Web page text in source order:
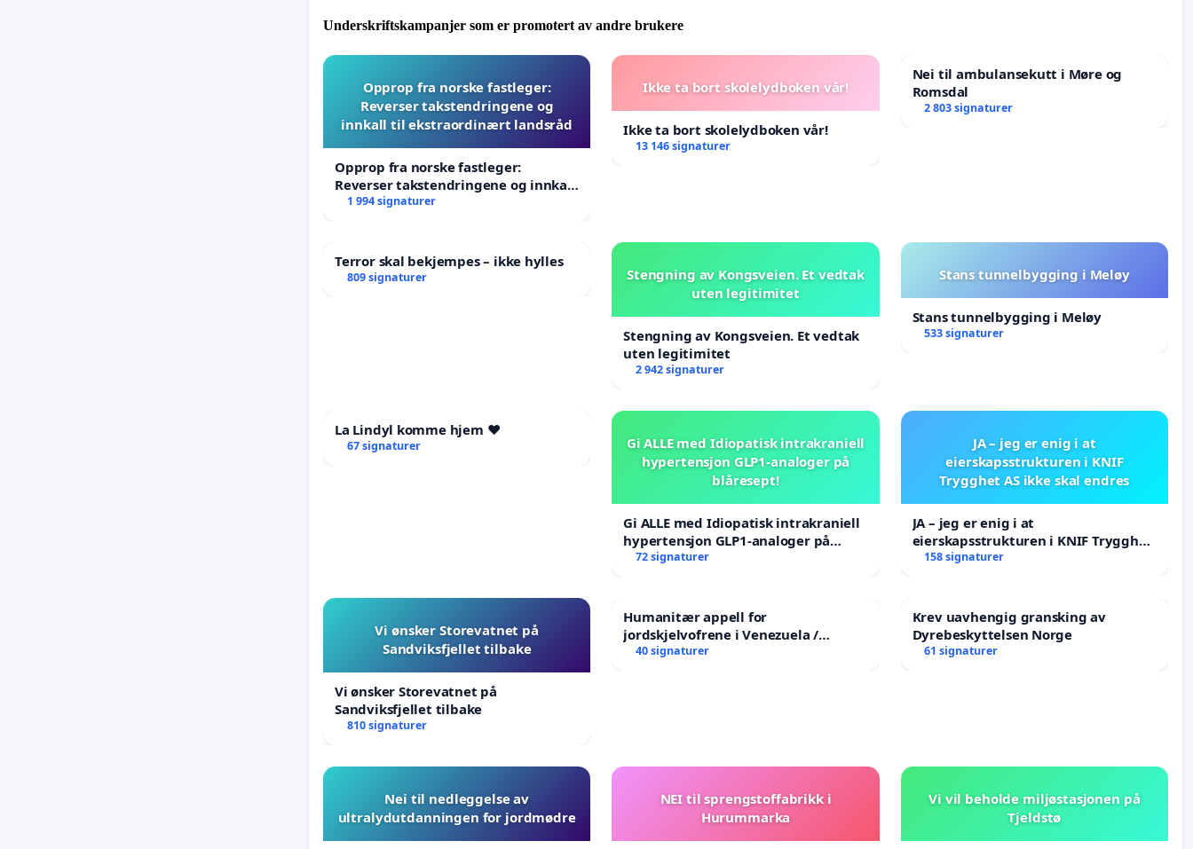
Det handler om liv og død.
Vi krever handling nå!
Underskriftskampanjer som er promotert av andre brukere
Opprop fra norske fastleger:
Reverser takstendringene og
innkall til ekstraordinært landsråd
Opprop fra norske fastleger:
Reverser takstendringene og innkall
til ekstraordinært landsråd
1 994 signaturer
Ikke ta bort skolelydboken vår!
Ikke ta bort skolelydboken vår!
13 146 signaturer
Nei til ambulansekutt i Møre og
Romsdal
2 803 signaturer
Terror skal bekjempes – ikke hylles
809 signaturer
Stengning av Kongsveien. Et vedtak
uten legitimitet
Stengning av Kongsveien. Et vedtak
uten legitimitet
2 942 signaturer
Stans tunnelbygging i Meløy
Stans tunnelbygging i Meløy
533 signaturer
La Lindyl komme hjem ❤️
67 signaturer
Gi ALLE med Idiopatisk intrakraniell
hypertensjon GLP1-analoger på
blåresept!
Gi ALLE med Idiopatisk intrakraniell
hypertensjon GLP1-analoger på
blåresept!
72 signaturer
JA – jeg er enig i at
eierskapsstrukturen i KNIF
Trygghet AS ikke skal endres
JA – jeg er enig i at
eierskapsstrukturen i KNIF Trygghet
AS ikke skal endres
158 signaturer
Vi ønsker Storevatnet på
Sandviksfjellet tilbake
Vi ønsker Storevatnet på
Sandviksfjellet tilbake
810 signaturer
Humanitær appell for
jordskjelvofrene i Venezuela /
Humanitarian Appeal for the
40 signaturer
Krev uavhengig gransking av
Dyrebeskyttelsen Norge
61 signaturer
Nei til nedleggelse av
ultralydutdanningen for jordmødre
NEI til sprengstoffabrikk i
Hurummarka
Vi vil beholde miljøstasjonen på
Tjeldstø